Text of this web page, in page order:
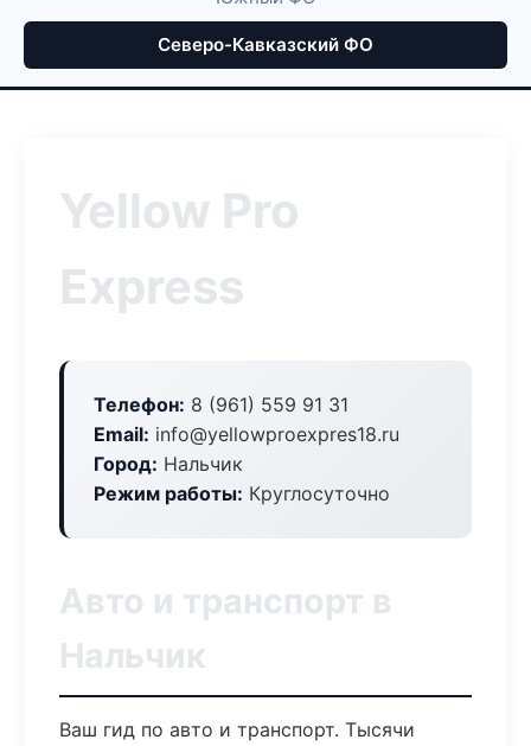
Северо-Кавказский ФО
Yellow Pro
Express
Телефон: 8 (961) 559 91 31
Email: info@yellowproexpres18.ru
Город: Нальчик
Режим работы: Круглосуточно
Авто и транспорт в
Нальчик
Ваш гид по авто и транспорт. Тысячи